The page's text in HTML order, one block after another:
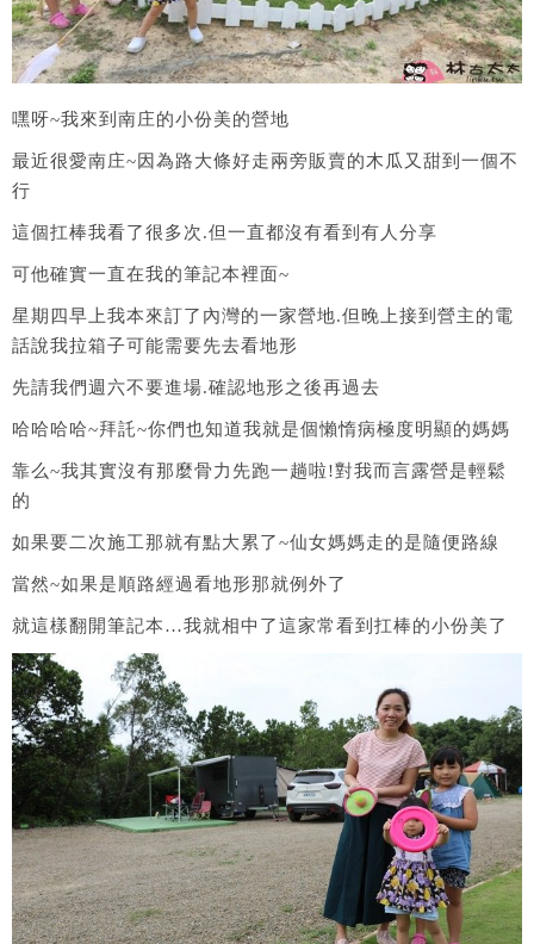
嘿呀~我來到南庄的小份美的營地
最近很愛南庄~因為路大條好走兩旁販賣的木瓜又甜到一個不
行
這個扛棒我看了很多次.但一直都沒有看到有人分享
可他確實一直在我的筆記本裡面~
星期四早上我本來訂了內灣的一家營地.但晚上接到營主的電
話說我拉箱子可能需要先去看地形
先請我們週六不要進場.確認地形之後再過去
哈哈哈哈~拜託~你們也知道我就是個懶惰病極度明顯的媽媽
靠么~我其實沒有那麼骨力先跑一趟啦!對我而言露營是輕鬆
的
如果要二次施工那就有點大累了~仙女媽媽走的是隨便路線
當然~如果是順路經過看地形那就例外了
就這樣翻開筆記本…我就相中了這家常看到扛棒的小份美了